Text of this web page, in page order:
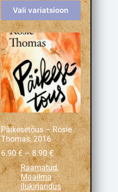
Vali variatsioon
Päikesetõus – Rosie
Thomas, 2016
6.90€ – 8.90€
Raamatud,
Maailma
ilukirjandus